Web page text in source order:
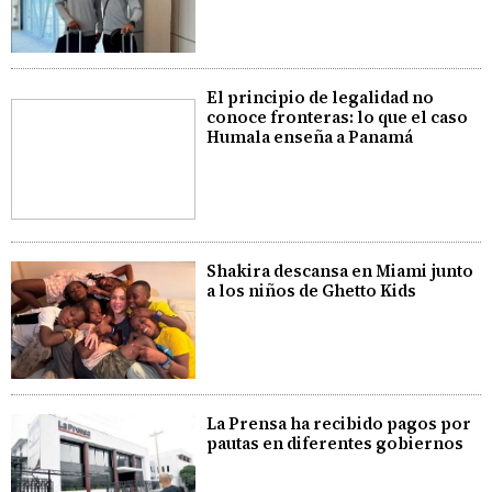
El principio de legalidad no
conoce fronteras: lo que el caso
Humala enseña a Panamá
Shakira descansa en Miami junto
a los niños de Ghetto Kids
La Prensa ha recibido pagos por
pautas en diferentes gobiernos